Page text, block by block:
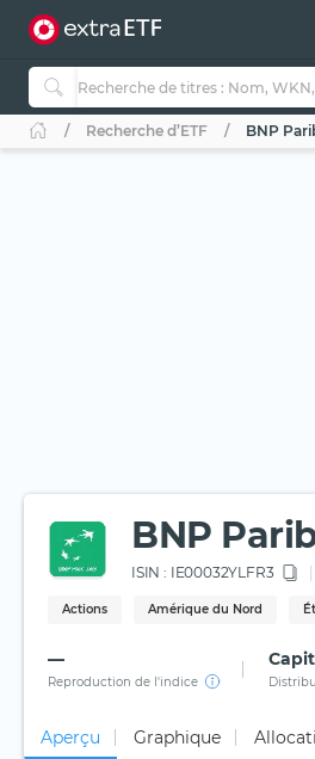
Recherche d’ETF BNP
BNP
ISIN : IE00032YLFR3
Actions Amérique du Nord
—
Reproduction de l'indice
Aperçu Graphique